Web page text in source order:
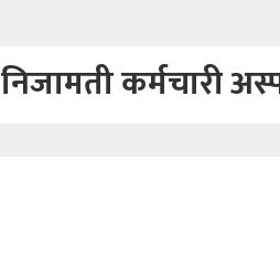
निजामती कर्मचारी